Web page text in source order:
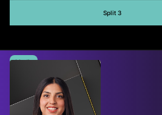
Split 3
Media